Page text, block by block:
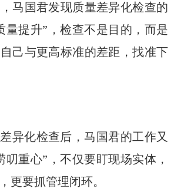
马国君发现质量差异化检查的
量提升”，检查不是目的，而是
己与更高标准的差距，找准下
异化检查后 ，马国君的工作又
叨重心” ，不仅要盯现场实体，
更要抓管理闭环。